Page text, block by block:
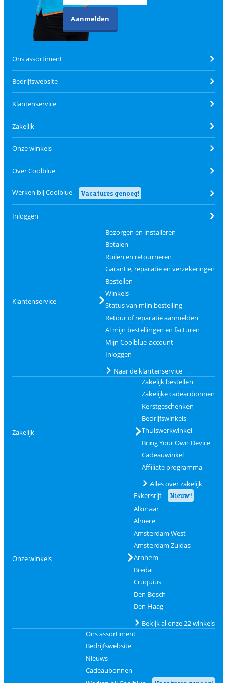
Aanmelden
Ons assortiment
Bedrijfswebsite
Klantenservice
Zakelijk
Onze winkels
Over Coolblue
Werken bij Coolblue Vacatures genoeg!
Inloggen
Klantenservice
Bezorgen en installeren
Betalen
Ruilen en retourneren
Garantie, reparatie en verzekeringen
Bestellen
Winkels
Status van mijn bestelling
Retour of reparatie aanmelden
Al mijn bestellingen en facturen
Mijn Coolblue-account
Inloggen
Naar de klantenservice
Zakelijk
Zakelijk bestellen
Zakelijke cadeaubonnen
Kerstgeschenken
Bedrijfswinkels
Thuiswerkwinkel
Bring Your Own Device
Cadeauwinkel
Affiliate programma
Alles over zakelijk
Onze winkels
Ekkersrijt Nieuw!
Alkmaar
Almere
Amsterdam West
Amsterdam Zuidas
Arnhem
Breda
Cruquius
Den Bosch
Den Haag
Bekijk al onze 22 winkels
Ons assortiment
Bedrijfswebsite
Nieuws
Cadeaubonnen